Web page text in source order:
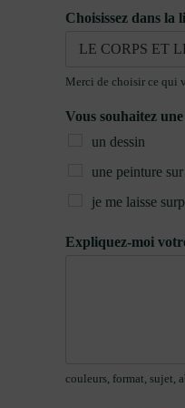
Choisissez dans la
Merci de choisir ce qui
Vous souhaitez
un dessin
une peinture
je me laisse
Expliquez-moi
couleurs, format, sujet,